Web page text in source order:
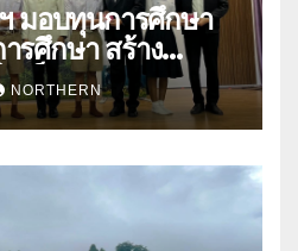
มอบทุนการศึกษา
รศึกษา สร้าง
ด็กและเยาวชน
NORTHERN